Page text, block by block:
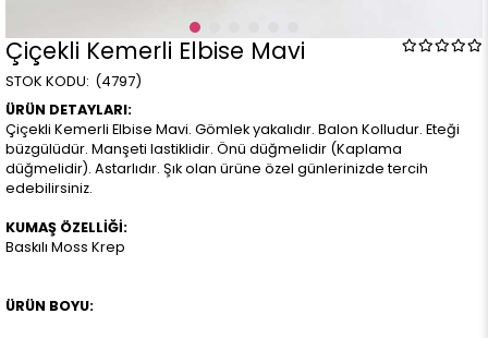
Çiçekli Kemerli Elbise Mavi
(4797)
ÜRÜN DETAYLARI:
Çiçekli Kemerli Elbise Mavi. Gömlek yakalıdır. Balon Kolludur. Eteği
büzgülüdür. Manşeti lastiklidir. Önü düğmelidir (Kaplama
düğmelidir). Astarlıdır. Şık olan ürüne özel günlerinizde tercih
edebilirsiniz.
KUMAŞ ÖZELLİĞİ:
Baskılı Moss Krep
ÜRÜN BOYU: